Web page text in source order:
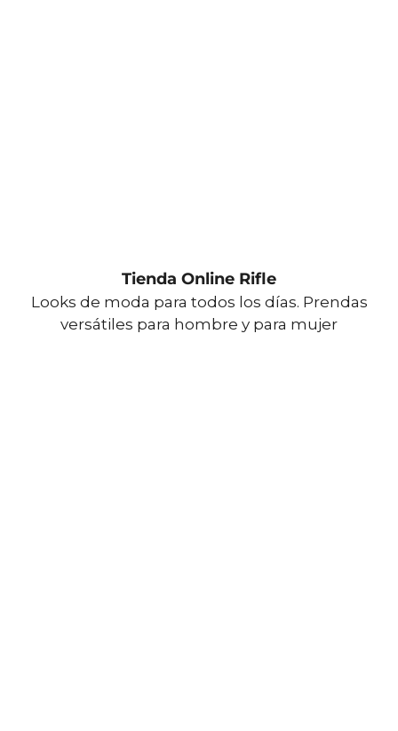
Tienda Online Rifle
Looks de moda para todos los días. Prendas
versátiles para hombre y para mujer